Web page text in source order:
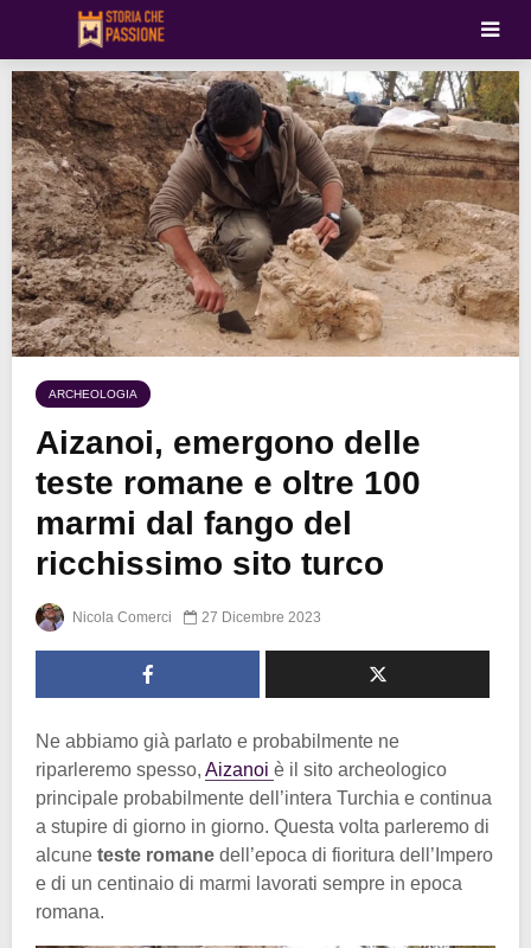
ARCHEOLOGIA
Aizanoi, emergono delle
teste romane e oltre 100
marmi dal fango del
ricchissimo sito turco
Nicola Comerci 27 Dicembre 2023
Ne abbiamo già parlato e probabilmente ne
riparleremo spesso, Aizanoi è il sito archeologico
principale probabilmente dell’intera Turchia e continua
a stupire di giorno in giorno. Questa volta parleremo di
alcune teste romane dell’epoca di fioritura dell’Impero
e di un centinaio di marmi lavorati sempre in epoca
romana.